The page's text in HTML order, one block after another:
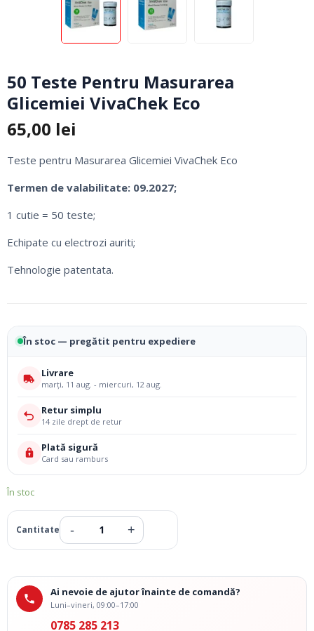
50 Teste Pentru Masurarea
Glicemiei VivaChek Eco
65,00 lei
Teste pentru Masurarea Glicemiei VivaChek Eco
Termen de valabilitate: 09.2027;
1 cutie = 50 teste;
Echipate cu electrozi auriti;
Tehnologie patentata.
În stoc — pregătit pentru expediere
Livrare
marți, 11 aug. - miercuri, 12 aug.
Retur simplu
14 zile drept de retur
Plată sigură
Card sau ramburs
În stoc
Ai nevoie de ajutor înainte de comandă?
Luni–vineri, 09:00–17:00
0785 285 213